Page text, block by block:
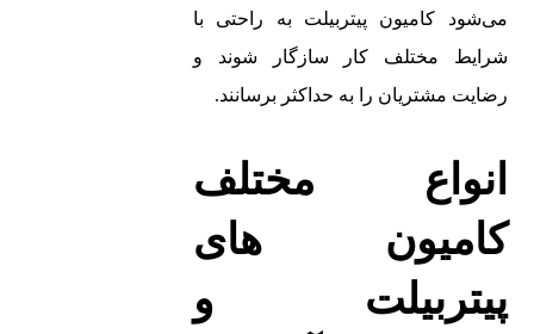
می‌شود کامیون‌ پیتربیلت به راحتی با
شرایط مختلف کار سازگار شوند و
رضایت مشتریان را به حداکثر برسانند.
انواع مختلف
کامیون‌ های
پیتربیلت و